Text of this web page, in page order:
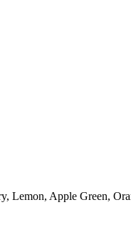
Lemon, Apple Green,